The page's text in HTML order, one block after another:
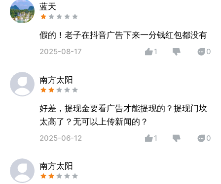
蓝天
假的！老子在抖音广告下来一分钱红包都没有
2025-08-17 1 0
南方太阳
好差，提现金要看广告才能提现的？提现门坎
太高了？无可以上传新闻的？
2025-06-12 1 0
南方太阳